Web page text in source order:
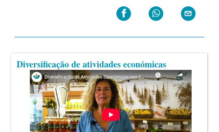
Diversificação de atividades económicas